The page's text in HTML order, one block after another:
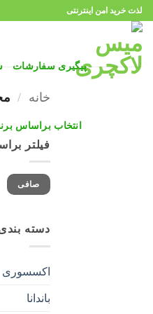
Skip
content
لذت خرید امن اینترنتی
پیگیری سفارشات
انتخاب براساس
خانه /
فیلتر
حداقل
قیمت
حداكثر
قيمتصافی
دسته
اکسسوری
باندانا